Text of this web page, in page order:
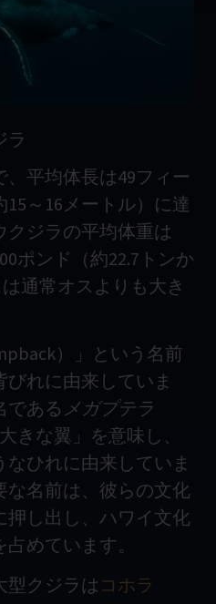
ラ
平均体長は49フィー
15～16メートル）に達
クジラの平均体重は
ポンド（約22.7トンか
通常オスよりも大き
）」という名前
れに由来していま
であるメガプテラ
きな翼」を意味し、
ひれに由来していま
名前は、彼らの文化
し出し、ハワイ文化
めています。
型クジラはコホラ